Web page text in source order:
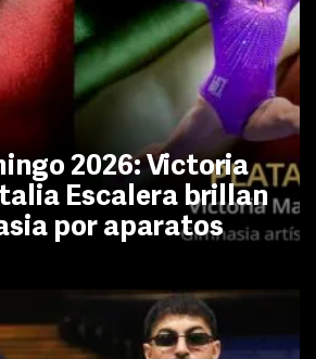
2026: Victoria
Escalera brillan
por aparatos